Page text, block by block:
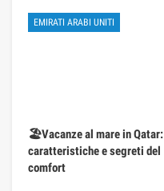
EMIRATI ARABI UNITI
🏖️Vacanze al mare in Qatar:
caratteristiche e segreti del
comfort